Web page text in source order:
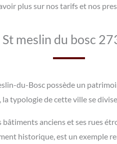
plus sur nos tarifs et nos
St meslin du bosc
du-Bosc possède un
la typologie de cette ville se
anciens et ses rues
historique, est un exemple